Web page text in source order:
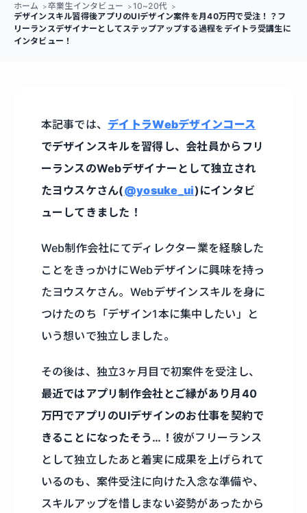
ホーム 卒業生インタビュー
10~20代
デザインスキル習得後アプリのUIデザイン案件を月40万円で受注！？フ
リーランスデザイナーとしてステップアップする過程をデイトラ受講生に
インタビュー！
本記事では、 デイトラWebデザインコース
でデザインスキルを習得し、会社員からフリ
ーランスのWebデザイナーとして独立され
たヨウスケさん(@yosuke_ui)にインタビ
ューしてきました！
Web制作会社にてディレクター業を経験した
ことをきっかけにWebデザインに興味を持っ
たヨウスケさん。Webデザインスキルを身に
つけたのち「デザイン1本に集中したい」と
いう想いで独立しました。
その後は、独立3ヶ月目で初案件を受注し、
最近ではアプリ制作会社とご縁があり月40
万円でアプリのUIデザインのお仕事を契約で
きることになったそう…！ 彼がフリーランス
として独立したあと着実に成果を上げられて
いるのも、案件受注に向けた入念な準備や、
スキルアップを惜しまない姿勢があったから